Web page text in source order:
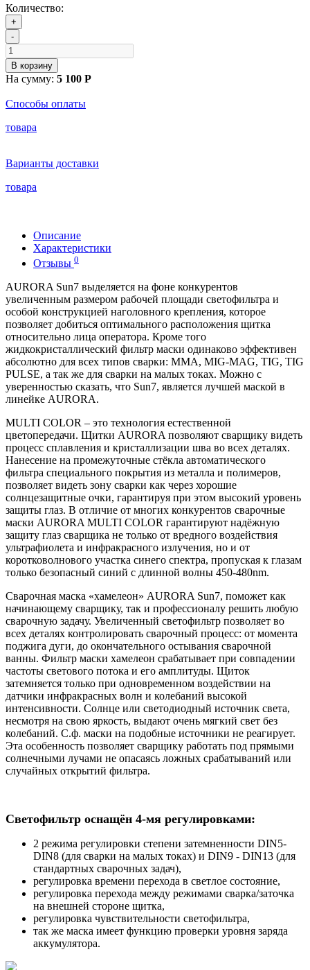
Количество:
+
-
В корзину
На сумму: 5 100 Р
Способы оплаты
товара
Варианты доставки
товара
Описание
Характеристики
Отзывы 0
AURORA Sun7 выделяется на фоне конкурентов
увеличенным размером рабочей площади светофильтра и
особой конструкцией наголовного крепления, которое
позволяет добиться оптимального расположения щитка
относительно лица оператора. Кроме того
жидкокристаллический фильтр маски одинаково эффективен
абсолютно для всех типов сварки: MMA, MIG-MAG, TIG, TIG
PULSE, а так же для сварки на малых токах. Можно с
уверенностью сказать, что Sun7, является лучшей маской в
линейке AURORA.
MULTI COLOR – это технология естественной
цветопередачи. Щитки AURORA позволяют сварщику видеть
процесс сплавления и кристаллизации шва во всех деталях.
Нанесение на промежуточные стёкла автоматического
фильтра специального покрытия из металла и полимеров,
позволяет видеть зону сварки как через хорошие
солнцезащитные очки, гарантируя при этом высокий уровень
защиты глаз. В отличие от многих конкурентов сварочные
маски AURORA MULTI COLOR гарантируют надёжную
защиту глаз сварщика не только от вредного воздействия
ультрафиолета и инфракрасного излучения, но и от
коротковолнового участка синего спектра, пропуская к глазам
только безопасный синий с длинной волны 450-480nm.
Сварочная маска «хамелеон» AURORA Sun7, поможет как
начинающему сварщику, так и профессионалу решить любую
сварочную задачу. Увеличенный светофильтр позволяет во
всех деталях контролировать сварочный процесс: от момента
поджига дуги, до окончательного остывания сварочной
ванны. Фильтр маски хамелеон срабатывает при совпадении
частоты светового потока и его амплитуды. Щиток
затемняется только при одновременном воздействии на
датчики инфракрасных волн и колебаний высокой
интенсивности. Солнце или светодиодный источник света,
несмотря на свою яркость, выдают очень мягкий свет без
колебаний. С.ф. маски на подобные источники не реагирует.
Эта особенность позволяет сварщику работать под прямыми
солнечными лучами не опасаясь ложных срабатываний или
случайных открытий фильтра.
Светофильтр оснащён 4-мя регулировками:
2 режима регулировки степени затемненности DIN5-
DIN8 (для сварки на малых токах) и DIN9 - DIN13 (для
стандартных сварочных задач),
регулировка времени перехода в светлое состояние,
регулировка перехода между режимами сварка/заточка
на внешней стороне щитка,
регулировка чувствительности светофильтра,
так же маска имеет функцию проверки уровня заряда
аккумулятора.